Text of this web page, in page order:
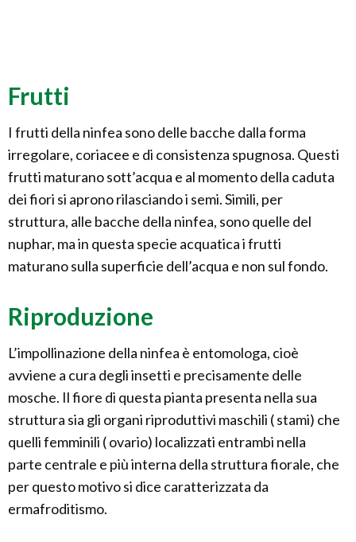
Frutti
I frutti della ninfea sono delle bacche dalla forma
irregolare, coriacee e di consistenza spugnosa. Questi
frutti maturano sott’acqua e al momento della caduta
dei fiori si aprono rilasciando i semi. Simili, per
struttura, alle bacche della ninfea, sono quelle del
nuphar, ma in questa specie acquatica i frutti
maturano sulla superficie dell’acqua e non sul fondo.
Riproduzione
L’impollinazione della ninfea è entomologa, cioè
avviene a cura degli insetti e precisamente delle
mosche. Il fiore di questa pianta presenta nella sua
struttura sia gli organi riproduttivi maschili ( stami) che
quelli femminili ( ovario) localizzati entrambi nella
parte centrale e più interna della struttura fiorale, che
per questo motivo si dice caratterizzata da
ermafroditismo.